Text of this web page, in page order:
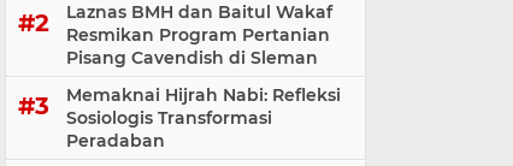
Laznas BMH dan Baitul Wakaf
Resmikan Program Pertanian
Pisang Cavendish di Sleman
Memaknai Hijrah Nabi: Refleksi
Sosiologis Transformasi
Peradaban